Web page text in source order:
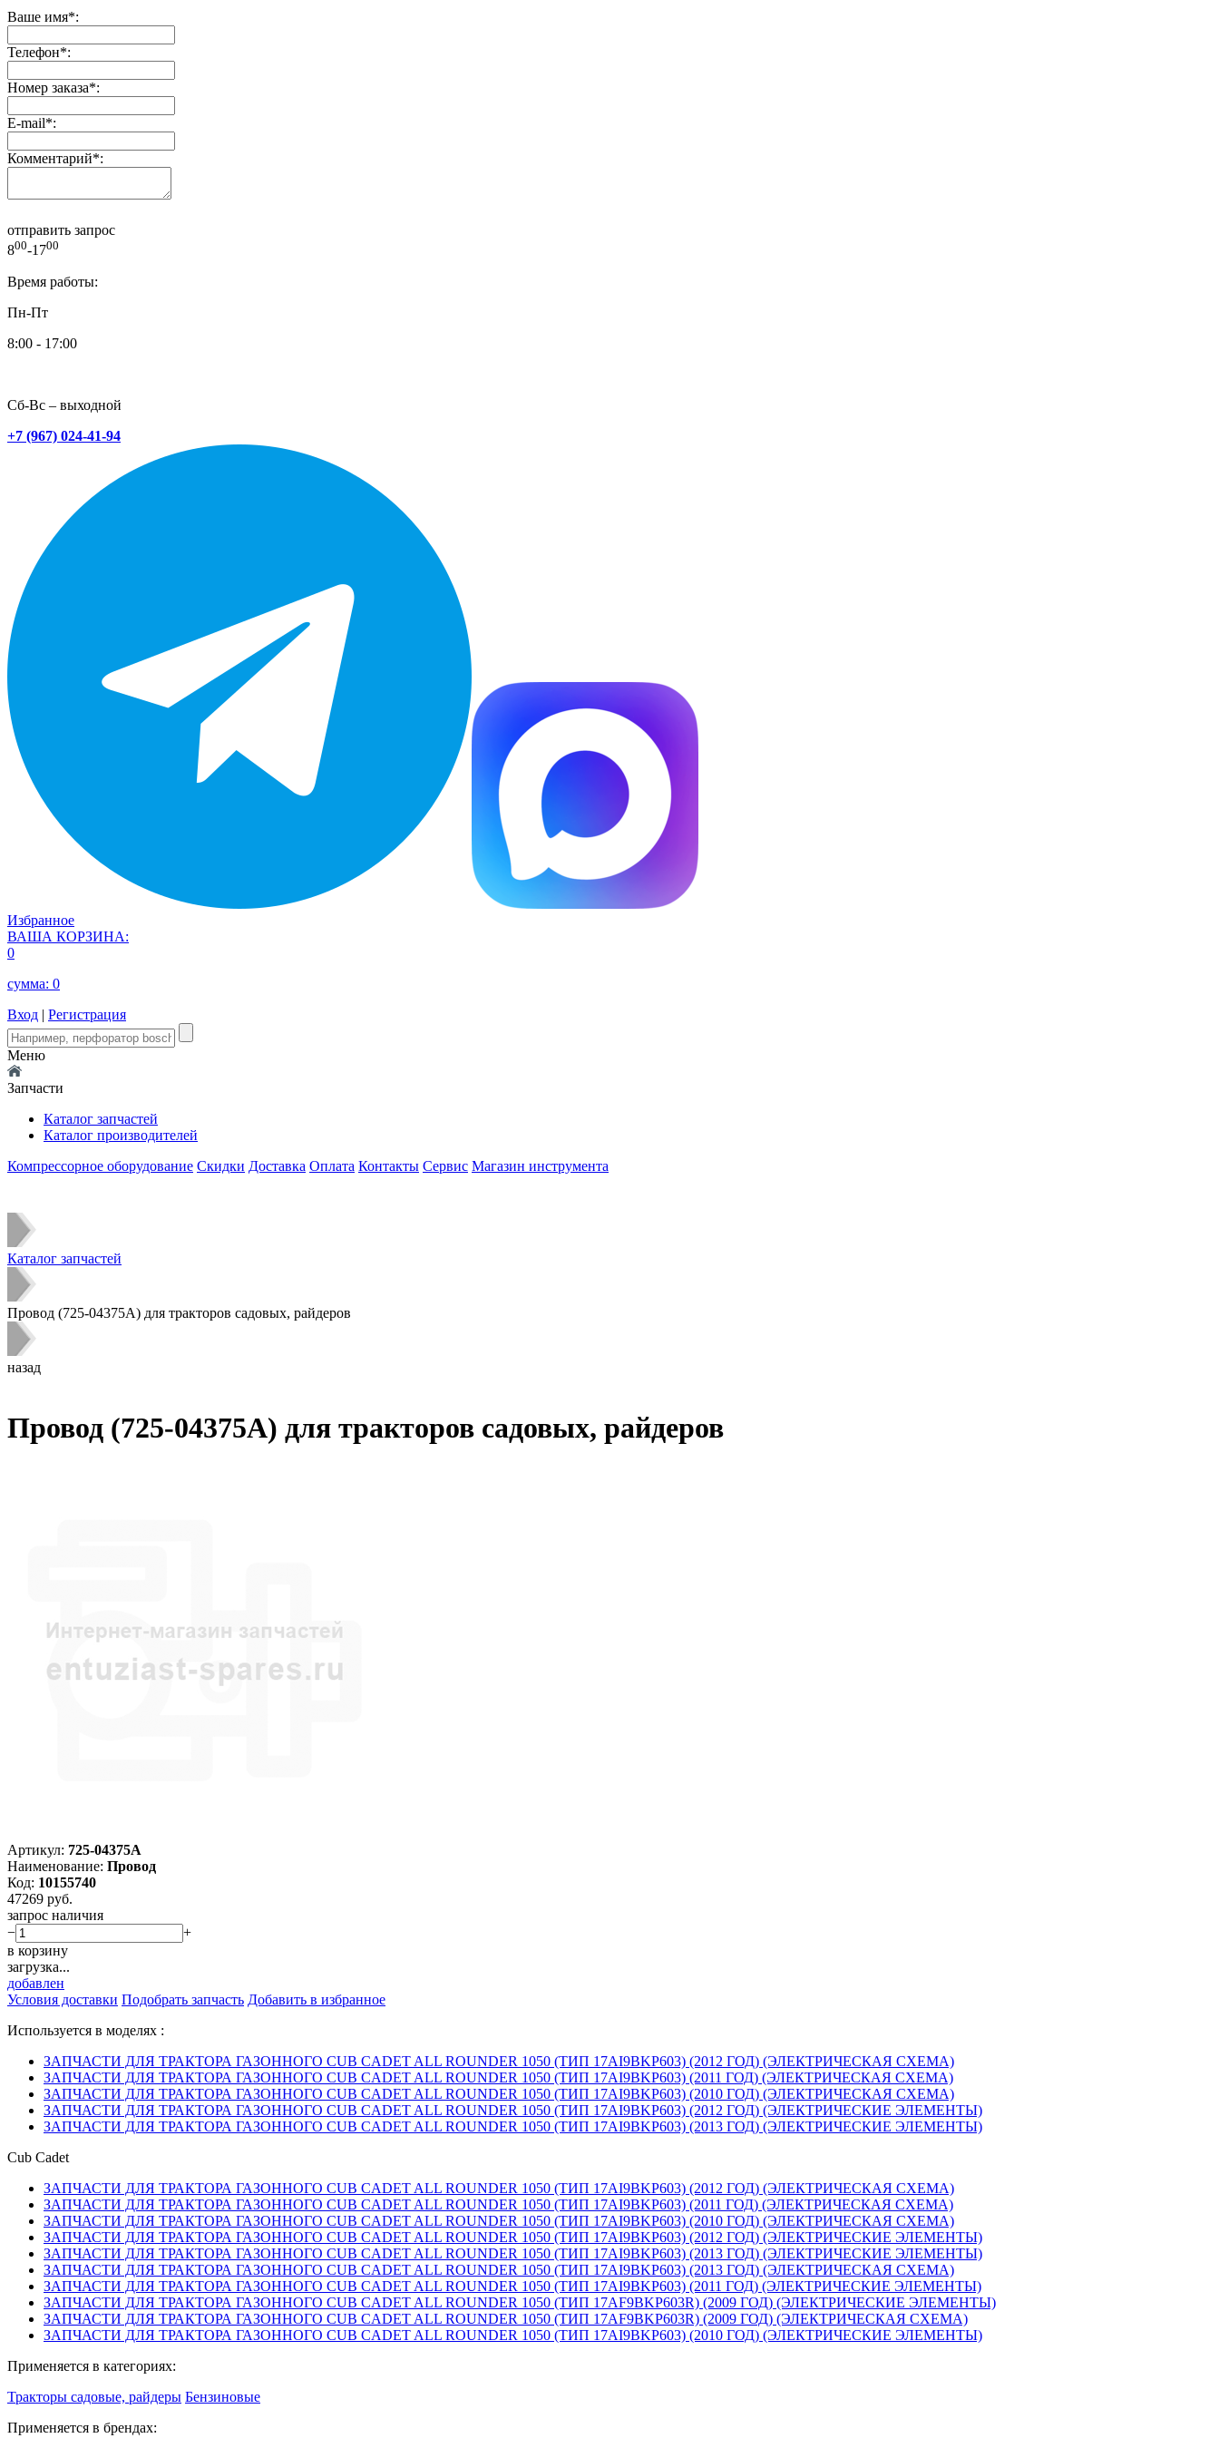
Ваше имя*:
Телефон*:
Номер заказа*:
E-mail*:
Комментарий*:
отправить запрос
800-1700
Время работы:
Пн-Пт
8:00 - 17:00
Сб-Вс – выходной
+7 (967) 024-41-94
Избранное
ВАША КОРЗИНА:
0
сумма: 0
Вход | Регистрация
Меню
Запчасти
Каталог запчастей
Каталог производителей
Компрессорное оборудование Скидки Доставка Оплата Контакты Сервис Магазин инструмента
Каталог запчастей
Провод (725-04375A) для тракторов садовых, райдеров
назад
Провод (725-04375A) для тракторов садовых, райдеров
Артикул: 725-04375A
Наименование: Провод
Код: 10155740
47269 руб.
запрос наличия
−
+
в корзину
загрузка...
добавлен
Условия доставки Подобрать запчасть Добавить в избранное
Используется в моделях :
ЗАПЧАСТИ ДЛЯ ТРАКТОРА ГАЗОННОГО CUB CADET ALL ROUNDER 1050 (ТИП 17AI9BKP603) (2012 ГОД) (ЭЛЕКТРИЧЕСКАЯ СХЕМА)
ЗАПЧАСТИ ДЛЯ ТРАКТОРА ГАЗОННОГО CUB CADET ALL ROUNDER 1050 (ТИП 17AI9BKP603) (2011 ГОД) (ЭЛЕКТРИЧЕСКАЯ СХЕМА)
ЗАПЧАСТИ ДЛЯ ТРАКТОРА ГАЗОННОГО CUB CADET ALL ROUNDER 1050 (ТИП 17AI9BKP603) (2010 ГОД) (ЭЛЕКТРИЧЕСКАЯ СХЕМА)
ЗАПЧАСТИ ДЛЯ ТРАКТОРА ГАЗОННОГО CUB CADET ALL ROUNDER 1050 (ТИП 17AI9BKP603) (2012 ГОД) (ЭЛЕКТРИЧЕСКИЕ ЭЛЕМЕНТЫ)
ЗАПЧАСТИ ДЛЯ ТРАКТОРА ГАЗОННОГО CUB CADET ALL ROUNDER 1050 (ТИП 17AI9BKP603) (2013 ГОД) (ЭЛЕКТРИЧЕСКИЕ ЭЛЕМЕНТЫ)
Cub Cadet
ЗАПЧАСТИ ДЛЯ ТРАКТОРА ГАЗОННОГО CUB CADET ALL ROUNDER 1050 (ТИП 17AI9BKP603) (2012 ГОД) (ЭЛЕКТРИЧЕСКАЯ СХЕМА)
ЗАПЧАСТИ ДЛЯ ТРАКТОРА ГАЗОННОГО CUB CADET ALL ROUNDER 1050 (ТИП 17AI9BKP603) (2011 ГОД) (ЭЛЕКТРИЧЕСКАЯ СХЕМА)
ЗАПЧАСТИ ДЛЯ ТРАКТОРА ГАЗОННОГО CUB CADET ALL ROUNDER 1050 (ТИП 17AI9BKP603) (2010 ГОД) (ЭЛЕКТРИЧЕСКАЯ СХЕМА)
ЗАПЧАСТИ ДЛЯ ТРАКТОРА ГАЗОННОГО CUB CADET ALL ROUNDER 1050 (ТИП 17AI9BKP603) (2012 ГОД) (ЭЛЕКТРИЧЕСКИЕ ЭЛЕМЕНТЫ)
ЗАПЧАСТИ ДЛЯ ТРАКТОРА ГАЗОННОГО CUB CADET ALL ROUNDER 1050 (ТИП 17AI9BKP603) (2013 ГОД) (ЭЛЕКТРИЧЕСКИЕ ЭЛЕМЕНТЫ)
ЗАПЧАСТИ ДЛЯ ТРАКТОРА ГАЗОННОГО CUB CADET ALL ROUNDER 1050 (ТИП 17AI9BKP603) (2013 ГОД) (ЭЛЕКТРИЧЕСКАЯ СХЕМА)
ЗАПЧАСТИ ДЛЯ ТРАКТОРА ГАЗОННОГО CUB CADET ALL ROUNDER 1050 (ТИП 17AI9BKP603) (2011 ГОД) (ЭЛЕКТРИЧЕСКИЕ ЭЛЕМЕНТЫ)
ЗАПЧАСТИ ДЛЯ ТРАКТОРА ГАЗОННОГО CUB CADET ALL ROUNDER 1050 (ТИП 17AF9BKP603R) (2009 ГОД) (ЭЛЕКТРИЧЕСКИЕ ЭЛЕМЕНТЫ)
ЗАПЧАСТИ ДЛЯ ТРАКТОРА ГАЗОННОГО CUB CADET ALL ROUNDER 1050 (ТИП 17AF9BKP603R) (2009 ГОД) (ЭЛЕКТРИЧЕСКАЯ СХЕМА)
ЗАПЧАСТИ ДЛЯ ТРАКТОРА ГАЗОННОГО CUB CADET ALL ROUNDER 1050 (ТИП 17AI9BKP603) (2010 ГОД) (ЭЛЕКТРИЧЕСКИЕ ЭЛЕМЕНТЫ)
Применяется в категориях:
Тракторы садовые, райдеры Бензиновые
Применяется в брендах: